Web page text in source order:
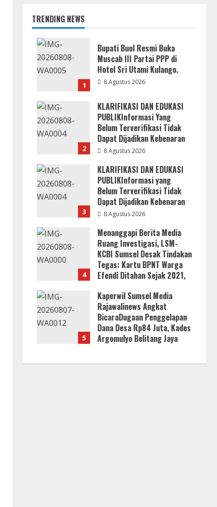
TRENDING NEWS
1
Bupati Buol Resmi Buka
Muscab III Partai PPP di
Hotel Sri Utami Kulango.
8 Agustus 2026
2
KLARIFIKASI DAN EDUKASI
PUBLIKInformasi Yang
Belum Terverifikasi Tidak
Dapat Dijadikan Kebenaran
8 Agustus 2026
3
KLARIFIKASI DAN EDUKASI
PUBLIKInformasi yang
Belum Terverifikasi Tidak
Dapat Dijadikan Kebenaran
8 Agustus 2026
4
Menanggapi Berita Media
Ruang Investigasi, LSM-
KCBI Sumsel Desak Tindakan
Tegas: Kartu BPNT Warga
Efendi Ditahan Sejak 2021,
Jawab?
8 Agustus 2026
5
Kaperwil Sumsel Media
Rajawalinews Angkat
BicaraDugaan Penggelapan
Dana Desa Rp84 Juta, Kades
Argomulyo Belitang Jaya